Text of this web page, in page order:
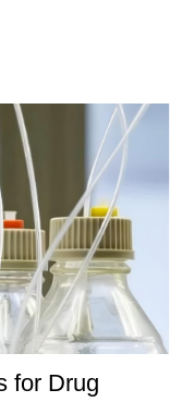
for Drug